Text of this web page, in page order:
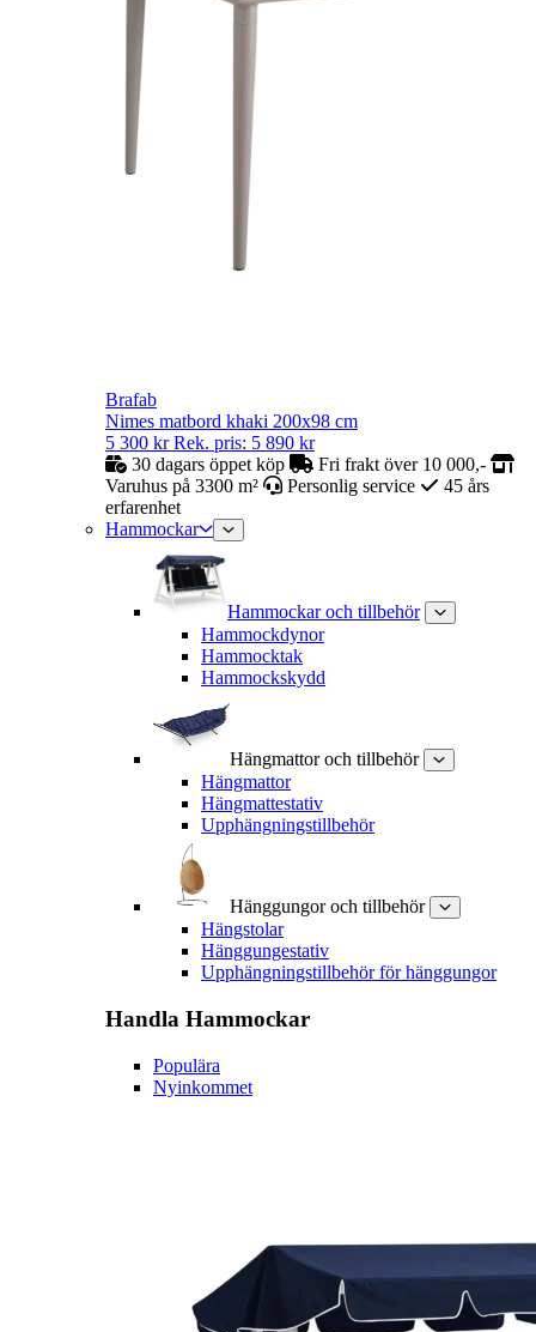
Brafab
Nimes matbord khaki 200x98 cm
5 300 kr Rek. pris: 5 890 kr
30 dagars öppet köp
Fri frakt över 10 000,-
Varuhus på 3300 m²
Personlig service
45 års
erfarenhet
Hammockar
Hammockar och tillbehör
Hammockdynor
Hammocktak
Hammockskydd
Hängmattor och tillbehör
Hängmattor
Hängmattestativ
Upphängningstillbehör
Hänggungor och tillbehör
Hängstolar
Hänggungestativ
Upphängningstillbehör för hänggungor
Handla Hammockar
Populära
Nyinkommet